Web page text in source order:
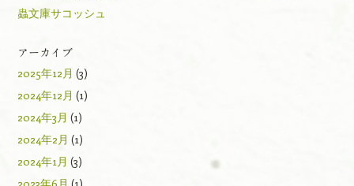
蟲文庫サコッシュ
アーカイブ
2025年12月 (3)
2024年12月 (1)
2024年3月 (1)
2024年2月 (1)
2024年1月 (3)